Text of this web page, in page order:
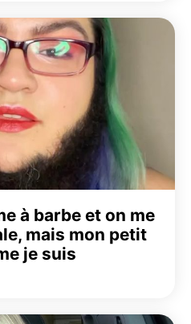
à barbe et on me
mais mon petit
je suis